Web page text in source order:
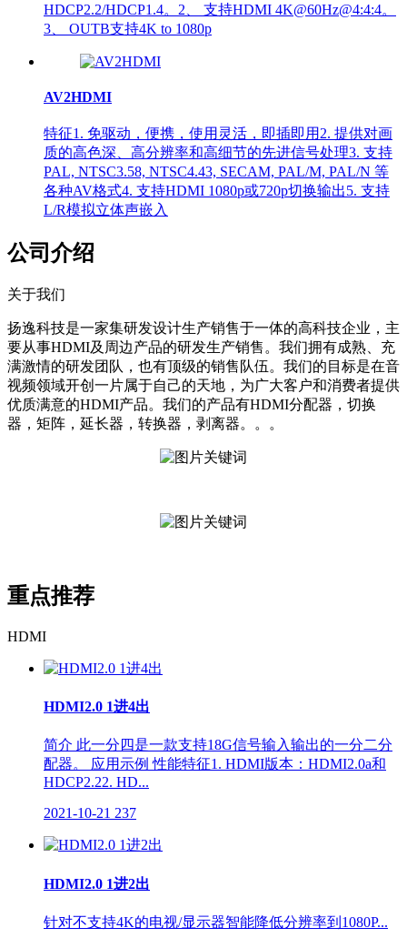
HDCP2.2/HDCP1.4。2、 支持HDMI 4K@60Hz@4:4:4。
3、 OUTB支持4K to 1080p
AV2HDMI
特征1. 免驱动，便携，使用灵活，即插即用2. 提供对画
质的高色深、高分辨率和高细节的先进信号处理3. 支持
PAL, NTSC3.58, NTSC4.43, SECAM, PAL/M, PAL/N 等
各种AV格式4. 支持HDMI 1080p或720p切换输出5. 支持
L/R模拟立体声嵌入
公司介绍
关于我们
扬逸科技是一家集研发设计生产销售于一体的高科技企业，主
要从事HDMI及周边产品的研发生产销售。我们拥有成熟、充
满激情的研发团队，也有顶级的销售队伍。我们的目标是在音
视频领域开创一片属于自己的天地，为广大客户和消费者提供
优质满意的HDMI产品。我们的产品有HDMI分配器，切换
器，矩阵，延长器，转换器，剥离器。。。
重点推荐
HDMI
HDMI2.0 1进4出
简介 此一分四是一款支持18G信号输入输出的一分二分
配器。 应用示例 性能特征1. HDMI版本：HDMI2.0a和
HDCP2.22. HD...
2021-10-21 237
HDMI2.0 1进2出
针对不支持4K的电视/显示器智能降低分辨率到1080P...